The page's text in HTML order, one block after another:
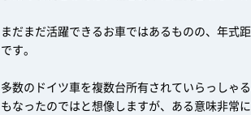
まだまだ活躍できるお車ではあるものの、年式
です。
多数のドイツ車を複数台所有されていらっしゃ
もなったのではと想像しますが、ある意味非常